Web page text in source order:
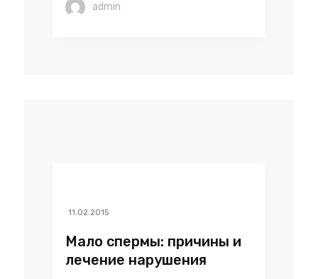
admin
11.02.2015
Мало спермы: причины и
лечение нарушения